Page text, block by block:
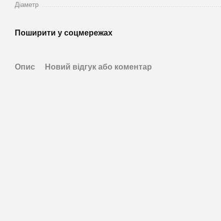
Діаметр
Поширити у соцмережах
Опис Новий відгук або коментар